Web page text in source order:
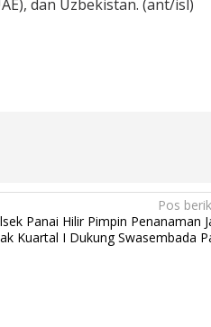
dan Uzbekistan. (ant/isl)
Pos
Panai Hilir Pimpin Penanaman
Kuartal I Dukung Swasembada